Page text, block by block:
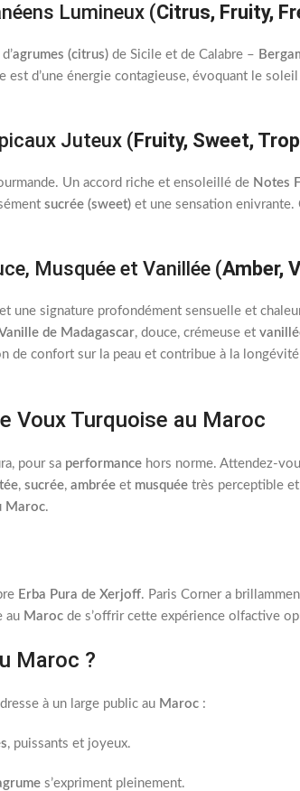
Lumineux (Citrus, Fruity,
agrumes (citrus) de Sicile et de Calabre –
est d’une énergie contagieuse, évoquant le
Juteux (Fruity, Sweet,
Un accord riche et ensoleillé de Notes
sucrée (sweet) et une sensation
Musquée et Vanillée (Amber,
une signature profondément sensuelle et
de Madagascar, douce, crémeuse et
de confort sur la peau et contribue à la
Voux Turquoise au Maroc
pour sa performance hors norme. Attendez-
, sucrée, ambrée et musquée très perceptible
Maroc.
Erba Pura de Xerjoff. Paris Corner a
au Maroc de s’offrir cette expérience olfactive
Maroc ?
à un large public au Maroc :
, puissants et joyeux.
s’expriment pleinement.